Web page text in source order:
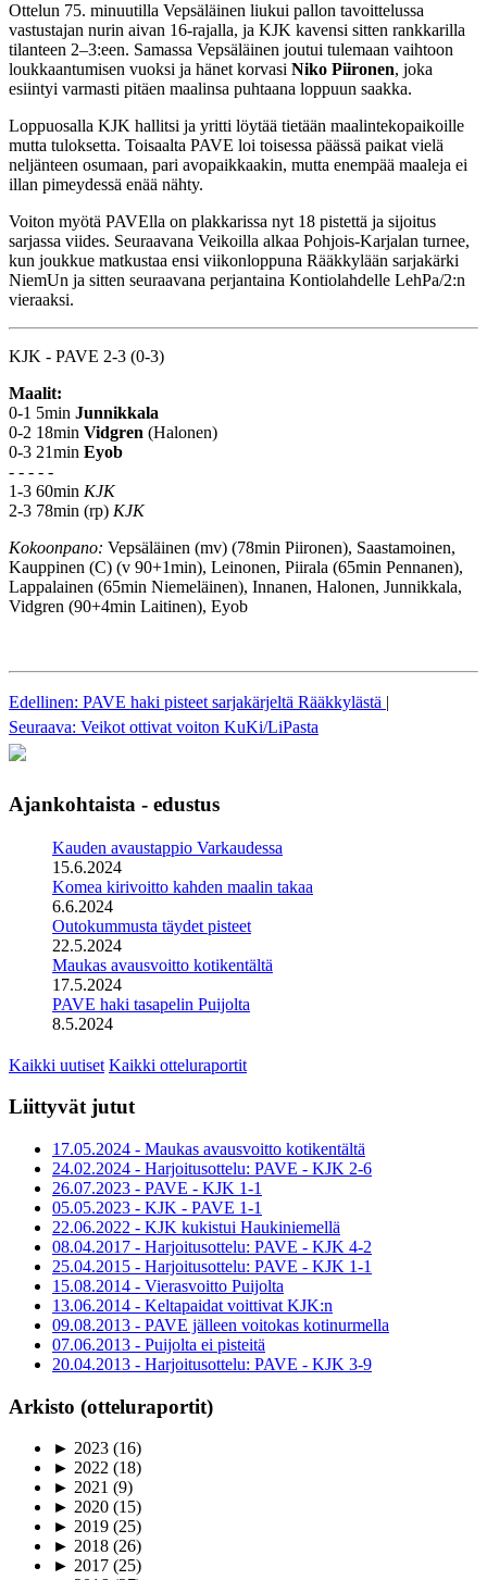
Ottelun 75. minuutilla Vepsäläinen liukui pallon tavoittelussa
vastustajan nurin aivan 16-rajalla, ja KJK kavensi sitten rankkarilla
tilanteen 2–3:een. Samassa Vepsäläinen joutui tulemaan vaihtoon
loukkaantumisen vuoksi ja hänet korvasi Niko Piironen, joka
esiintyi varmasti pitäen maalinsa puhtaana loppuun saakka.
Loppuosalla KJK hallitsi ja yritti löytää tietään maalintekopaikoille
mutta tuloksetta. Toisaalta PAVE loi toisessa päässä paikat vielä
neljänteen osumaan, pari avopaikkaakin, mutta enempää maaleja ei
illan pimeydessä enää nähty.
Voiton myötä PAVElla on plakkarissa nyt 18 pistettä ja sijoitus
sarjassa viides. Seuraavana Veikoilla alkaa Pohjois-Karjalan turnee,
kun joukkue matkustaa ensi viikonloppuna Rääkkylään sarjakärki
NiemUn ja sitten seuraavana perjantaina Kontiolahdelle LehPa/2:n
vieraaksi.
KJK - PAVE 2-3 (0-3)
Maalit:
0-1 5min Junnikkala
0-2 18min Vidgren (Halonen)
0-3 21min Eyob
- - - - -
1-3 60min KJK
2-3 78min (rp) KJK
Kokoonpano: Vepsäläinen (mv) (78min Piironen), Saastamoinen,
Kauppinen (C) (v 90+1min), Leinonen, Piirala (65min Pennanen),
Lappalainen (65min Niemeläinen), Innanen, Halonen, Junnikkala,
Vidgren (90+4min Laitinen), Eyob
Edellinen: PAVE haki pisteet sarjakärjeltä Rääkkylästä |
Seuraava: Veikot ottivat voiton KuKi/LiPasta
Ajankohtaista - edustus
Kauden avaustappio Varkaudessa
15.6.2024
Komea kirivoitto kahden maalin takaa
6.6.2024
Outokummusta täydet pisteet
22.5.2024
Maukas avausvoitto kotikentältä
17.5.2024
PAVE haki tasapelin Puijolta
8.5.2024
Kaikki uutiset Kaikki otteluraportit
Liittyvät jutut
17.05.2024 - Maukas avausvoitto kotikentältä
24.02.2024 - Harjoitusottelu: PAVE - KJK 2-6
26.07.2023 - PAVE - KJK 1-1
05.05.2023 - KJK - PAVE 1-1
22.06.2022 - KJK kukistui Haukiniemellä
08.04.2017 - Harjoitusottelu: PAVE - KJK 4-2
25.04.2015 - Harjoitusottelu: PAVE - KJK 1-1
15.08.2014 - Vierasvoitto Puijolta
13.06.2014 - Keltapaidat voittivat KJK:n
09.08.2013 - PAVE jälleen voitokas kotinurmella
07.06.2013 - Puijolta ei pisteitä
20.04.2013 - Harjoitusottelu: PAVE - KJK 3-9
Arkisto (otteluraportit)
► 2023 (16)
► 2022 (18)
► 2021 (9)
► 2020 (15)
► 2019 (25)
► 2018 (26)
► 2017 (25)